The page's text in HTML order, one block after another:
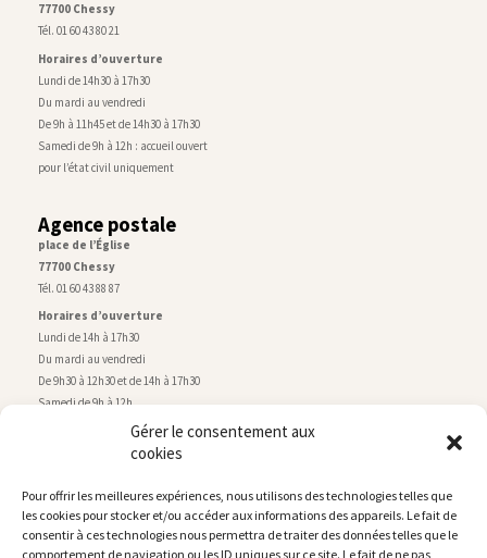
Gérer le consentement aux
cookies
Pour offrir les meilleures expériences, nous utilisons des technologies telles que
les cookies pour stocker et/ou accéder aux informations des appareils. Le fait de
consentir à ces technologies nous permettra de traiter des données telles que le
comportement de navigation ou les ID uniques sur ce site. Le fait de ne pas
77700 Chessy
Tél. 01 60 43 80 21
Horaires d’ouverture
Lundi de 14h30 à 17h30
Du mardi au vendredi
De 9h à 11h45 et de 14h30 à 17h30
Samedi de 9h à 12h : accueil ouvert
pour l’état civil uniquement
Agence postale
place de l’Église
77700 Chessy
Tél. 01 60 43 88 87
Horaires d’ouverture
Lundi de 14h à 17h30
Du mardi au vendredi
De 9h30 à 12h30 et de 14h à 17h30
Samedi de 9h à 12h
Service technique
rue de Montry–77700 Chessy
Tél. 01 60 43 52 63
Horaires d’ouverture